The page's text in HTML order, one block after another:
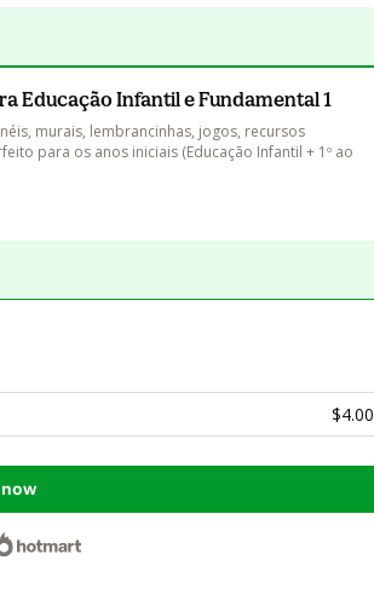
Educação Infantil e Fundamental 1
murais, lembrancinhas, jogos, recursos
para os anos iniciais (Educação Infantil + 1º ao
$4.00